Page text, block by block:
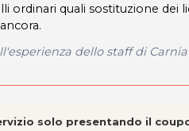
ordinari quali sostituzione
dello staff di
solo presentando il